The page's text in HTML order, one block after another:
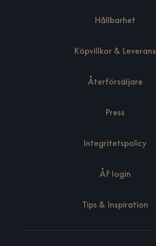
Hållbarhet
Köpvillkor & Leverans
Återförsäljare
Press
Integritetspolicy
ÅF login
Tips & Inspiration